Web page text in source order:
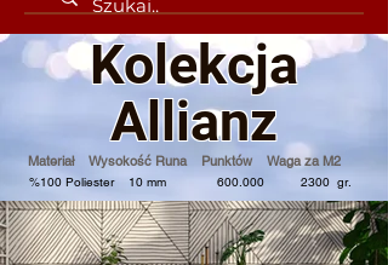
Kolekcja
Allianz
Materiał Wysokość Runa Punktów Waga za M2
%100 Poliester 10 mm 600.000 2300 gr.